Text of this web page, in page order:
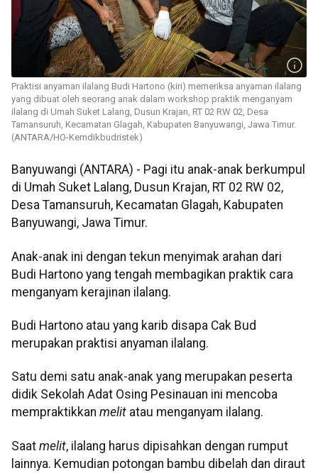
Praktisi anyaman ilalang Budi Hartono (kiri) memeriksa anyaman ilalang
yang dibuat oleh seorang anak dalam workshop praktik menganyam
ilalang di Umah Suket Lalang, Dusun Krajan, RT 02 RW 02, Desa
Tamansuruh, Kecamatan Glagah, Kabupaten Banyuwangi, Jawa Timur.
(ANTARA/HO-Kemdikbudristek)
Banyuwangi (ANTARA) - Pagi itu anak-anak berkumpul
di Umah Suket Lalang, Dusun Krajan, RT 02 RW 02,
Desa Tamansuruh, Kecamatan Glagah, Kabupaten
Banyuwangi, Jawa Timur.
Anak-anak ini dengan tekun menyimak arahan dari
Budi Hartono yang tengah membagikan praktik cara
menganyam kerajinan ilalang.
Budi Hartono atau yang karib disapa Cak Bud
merupakan praktisi anyaman ilalang.
Satu demi satu anak-anak yang merupakan peserta
didik Sekolah Adat Osing Pesinauan ini mencoba
mempraktikkan melit atau menganyam ilalang.
Saat melit, ilalang harus dipisahkan dengan rumput
lainnya. Kemudian potongan bambu dibelah dan diraut